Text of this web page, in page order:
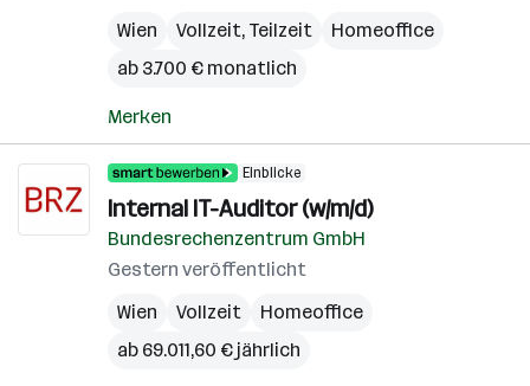
Wien
Vollzeit, Teilzeit
Homeoffice
ab 3.700 € monatlich
Merken
Einblicke
Internal IT-Auditor (w/m/d)
Bundesrechenzentrum GmbH
Gestern veröffentlicht
Wien
Vollzeit
Homeoffice
ab 69.011,60 € jährlich